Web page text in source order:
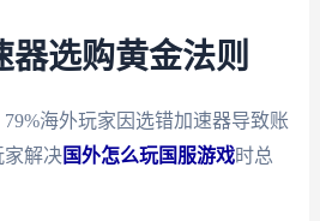
器选购黄金法则
海外玩家因选错加速器导致账
家解决国外怎么玩国服游戏时总